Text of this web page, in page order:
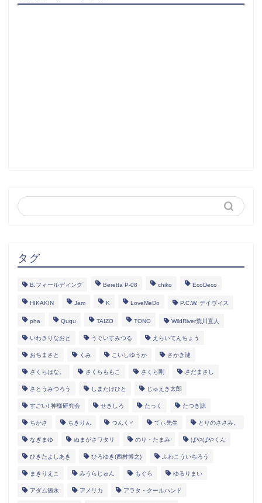
タグ
B.フィールディング Beretta P-08 chiko EcoDeco
HIKAKIN Jam K LoveMeDo P.C.W. デイヴィス
pha Ququ TAIZO TONO WildRiver荒川直人
いわきりなおと うぐいすみつる えらいてんちょう
おちまさと くみ こいしゆうか さかき漣
さくらはな。 さくらももこ さくら剛 さだまさし
さとうみつろう しまたけひと じゅえき太郎
すごい! 神様研究会 せきしろ たっく たつき諒
ちかさ ちきりん つんく♂ てぃ先生 とりのささみ。
なぎまゆ ぬまがさワタリ のり・たまみ ぱやぱやくん
ひきたよしあき ひろゆき(西村博之) ふわこういちろう
まきりえこ みうらじゅん もぐら ゆるりまい
アダム徳永 アメリカ アラタ・クールハンド